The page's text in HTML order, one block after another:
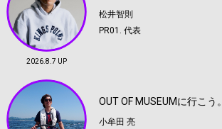
2026.8.7 UP
松井智則
PR01. 代表
OUT OF MUSEUMに行こう。
小牟田 亮